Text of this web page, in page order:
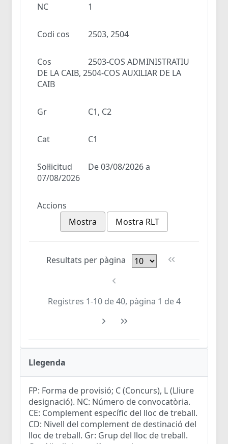
NC 1
Codi cos 2503, 2504
Cos
2503-COS ADMINISTRATIU
DE LA CAIB, 2504-COS AUXILIAR DE LA
CAIB
Gr C1, C2
Cat C1
Sol·licitud
De 03/08/2026 a
07/08/2026
Accions
Mostra
Mostra RLT
Resultats per pàgina
Registres 1-10 de 40, pàgina 1 de 4
Llegenda
FP: Forma de provisió; C (Concurs), L (Lliure
designació). NC: Número de convocatòria.
CE: Complement específic del lloc de treball.
CD: Nivell del complement de destinació del
lloc de treball. Gr: Grup del lloc de treball.